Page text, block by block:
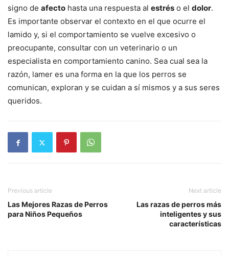
signo de afecto hasta una respuesta al estrés o el dolor.
Es importante observar el contexto en el que ocurre el
lamido y, si el comportamiento se vuelve excesivo o
preocupante, consultar con un veterinario o un
especialista en comportamiento canino. Sea cual sea la
razón, lamer es una forma en la que los perros se
comunican, exploran y se cuidan a sí mismos y a sus seres
queridos.
Previous article
Las Mejores Razas de Perros
para Niños Pequeños
Next article
Las razas de perros más
inteligentes y sus
características